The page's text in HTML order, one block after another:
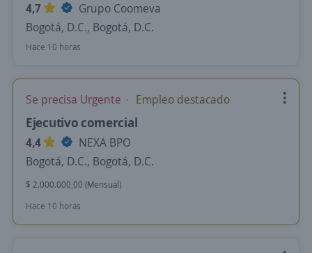
4,7
Grupo Coomeva
Bogotá, D.C., Bogotá, D.C.
Hace 10 horas
Se precisa Urgente Empleo destacado
Ejecutivo comercial
4,4
NEXA BPO
Bogotá, D.C., Bogotá, D.C.
$ 2.000.000,00 (Mensual)
Hace 10 horas